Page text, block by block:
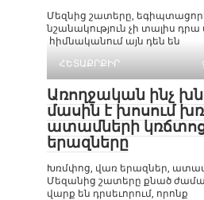
Մեզնից շատերը,
նշանակություն չի տալիս
հիմնականում այն դեն են
ՀԵՏԱՔՐՔԻՐ
Առողջական ինչ
մասին է խոսում
ատամների
երազները
Խռմփոց, վառ երազներ,
Մեզանից շատերը քնած
վարք են դրսեւորում, որոնք